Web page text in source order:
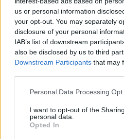
us or personal information
your opt-out. You may separately
disclosure of your personal
IAB’s list of downstream
also be disclosed by us to third
Downstream Participants that may
Personal Data Processing
I want to opt-out of the
personal data.
Opted In
Brownies mit
Kidneybohnen-Brownies
Leicht